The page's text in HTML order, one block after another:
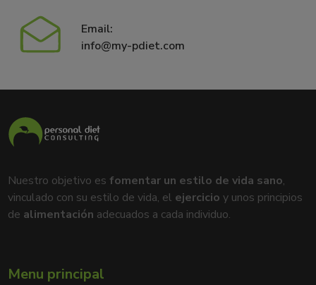
Email:
info@my-pdiet.com
Nuestro objetivo esfomentar un estilo de vida sano,
vinculado con su estilo de vida, el ejercicio y unos principios
de alimentación adecuados a cada individuo.
Menu principal